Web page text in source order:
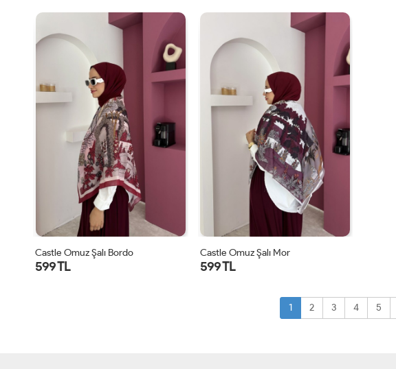
STD STD
Castle Omuz Şalı Bordo
599 TL
STD
Castle Omuz Şalı Mor
599 TL
1 2 3 4 5